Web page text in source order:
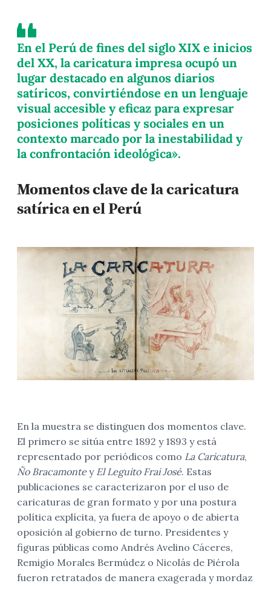
En el Perú de fines del siglo XIX e inicios
del XX, la caricatura impresa ocupó un
lugar destacado en algunos diarios
satíricos, convirtiéndose en un lenguaje
visual accesible y eficaz para expresar
posiciones políticas y sociales en un
contexto marcado por la inestabilidad y
la confrontación ideológica».
Momentos clave de la caricatura
satírica en el Perú
En la muestra se distinguen dos momentos clave.
El primero se sitúa entre 1892 y 1893 y está
representado por periódicos como La Caricatura,
Ño Bracamontey El Leguito Frai José. Estas
publicaciones se caracterizaron por el uso de
caricaturas de gran formato y por una postura
política explícita, ya fuera de apoyo o de abierta
oposición al gobierno de turno. Presidentes y
figuras públicas como Andrés Avelino Cáceres,
Remigio Morales Bermúdez o Nicolás de Piérola
fueron retratados de manera exagerada y mordaz